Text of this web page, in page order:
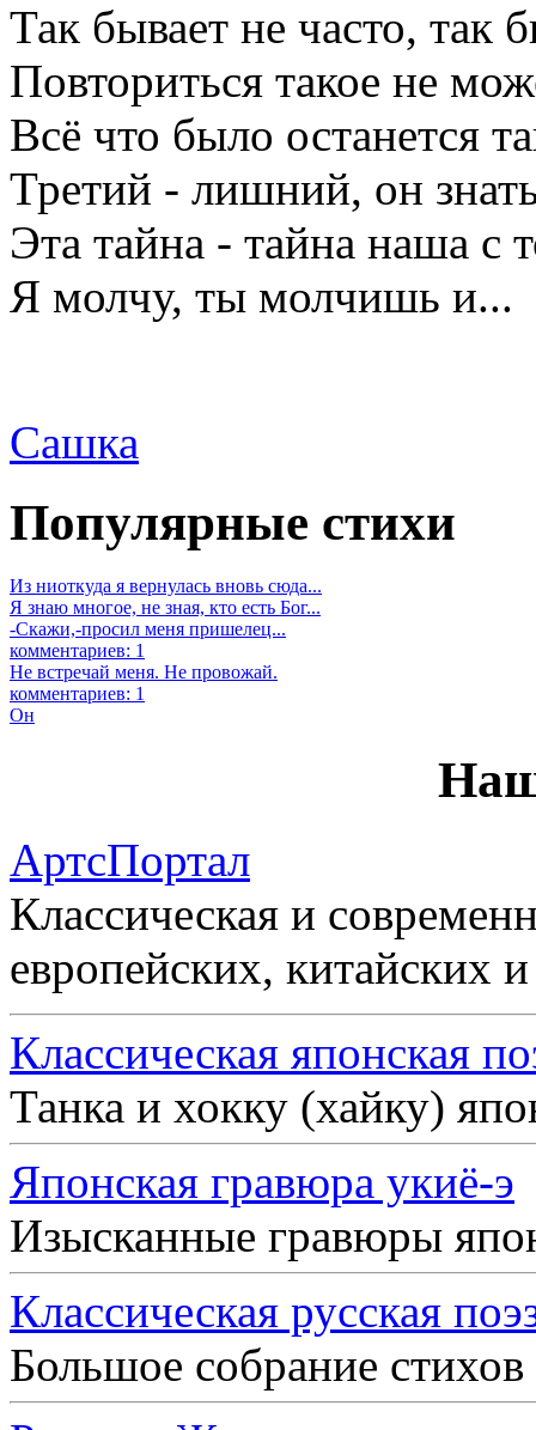
Так бывает не часто, так
Повториться такое не
Всё что было останется
Третий - лишний, он
Эта тайна - тайна наша с
Я молчу, ты молчишь и...
Сашка
Популярные стихи
Из ниоткуда я вернулась вновь сюда...
Я знаю многое, не зная, кто есть Бог...
-Скажи,-просил меня пришелец...
комментариев: 1
Не встречай меня. Не провожай.
комментариев: 1
Он
АртсПортал
Классическая и
европейских, китайских
Классическая японская
Танка и хокку (хайку)
Японская гравюра укиё-э
Изысканные гравюры
Классическая русская
Большое собрание